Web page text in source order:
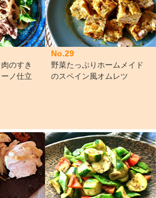
のすき
ノ仕立
No.29
野菜たっぷりホームメイド
のスペイン風オムレツ